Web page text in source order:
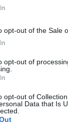
opt-out of the Sale
opt-out of
opt-out of
Data that Is
csillagjegyet
a
ezelőtt
a sebeket!